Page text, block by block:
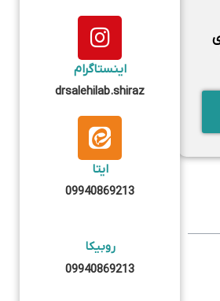
اینستاگرام
drsalehilab.shiraz
ایتا
09940869213
روبیکا
09940869213